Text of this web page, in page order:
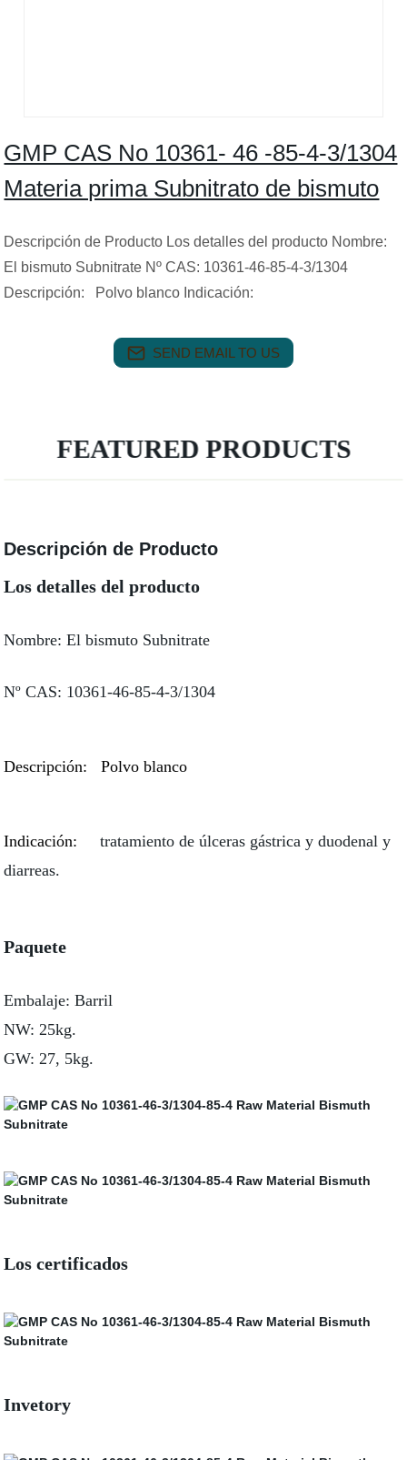
GMP CAS No 10361- 46 -85-4-3/1304
Materia prima Subnitrato de bismuto
Descripción de Producto Los detalles del producto Nombre:
El bismuto Subnitrate Nº CAS: 10361-46-85-4-3/1304
Descripción: Polvo blanco Indicación:
SEND EMAIL TO US
FEATURED PRODUCTS
Descripción de Producto
Los detalles del producto
Nombre: El bismuto Subnitrate
Nº CAS: 10361-46-85-4-3/1304
Descripción: Polvo blanco
Indicación:
tratamiento de úlceras gástrica y duodenal y
diarreas.
Paquete
Embalaje: Barril
NW: 25kg.
GW: 27, 5kg.
Los certificados
Invetory